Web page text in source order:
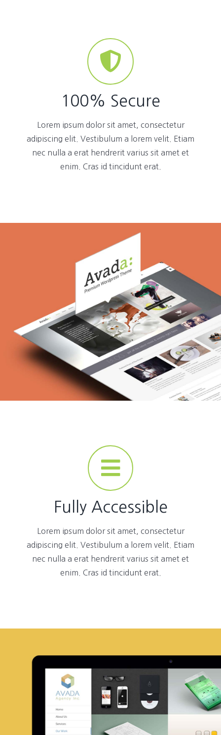
100% Secure
Lorem ipsum dolor sit amet, consectetur
adipiscing elit. Vestibulum a lorem velit. Etiam
nec nulla a erat hendrerit varius sit amet et
enim. Cras id tincidunt erat.
Fully Accessible
Lorem ipsum dolor sit amet, consectetur
adipiscing elit. Vestibulum a lorem velit. Etiam
nec nulla a erat hendrerit varius sit amet et
enim. Cras id tincidunt erat.